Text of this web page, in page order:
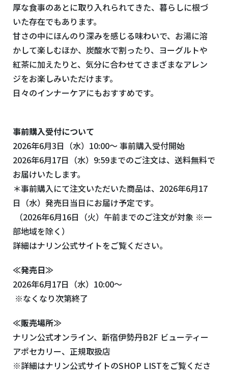
厚な食事のあとに取り入れられてきた、暮らしに根づ
いた存在でもあります。
甘さの中にほんのり深みを感じる味わいで、お湯に溶
かして楽しむほか、炭酸水で割ったり、ヨーグルトや
紅茶に加えたりと、気分に合わせてさまざまなアレン
ジをお楽しみいただけます。
日々のインナーケアにもおすすめです。
事前購入受付について
2026年6月3日（水）10:00〜 事前購入受付開始
2026年6月17日（水）9:59までのご注文は、送料無料で
お届けいたします。
＊事前購入にて注文いただいた商品は、2026年6月17
日（水）発売日当日にお届け予定です。
（2026年6月16日（火）午前までのご注文が対象 ※一
部地域を除く）
詳細はナリン公式サイトをご覧ください。
≪発売日≫
2026年6月17日（水）10:00〜
※なくなり次第終了
≪販売場所≫
ナリン公式オンライン、新宿伊勢丹B2F ビューティー
アポセカリー、正規取扱店
※詳細はナリン公式サイトのSHOP LISTをご覧くださ